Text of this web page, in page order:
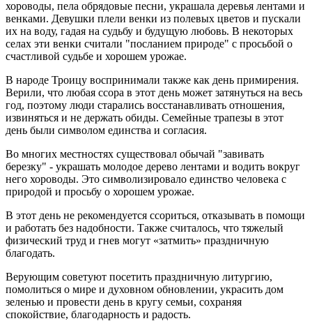
хороводы, пела обрядовые песни, украшала деревья лентами и
венками. Девушки плели венки из полевых цветов и пускали
их на воду, гадая на судьбу и будущую любовь. В некоторых
селах эти венки считали "посланием природе" с просьбой о
счастливой судьбе и хорошем урожае.
В народе Троицу воспринимали также как день примирения.
Верили, что любая ссора в этот день может затянуться на весь
год, поэтому люди старались восстанавливать отношения,
извиняться и не держать обиды. Семейные трапезы в этот
день были символом единства и согласия.
Во многих местностях существовал обычай "завивать
березку" - украшать молодое дерево лентами и водить вокруг
него хороводы. Это символизировало единство человека с
природой и просьбу о хорошем урожае.
В этот день не рекомендуется ссориться, отказывать в помощи
и работать без надобности. Также считалось, что тяжелый
физический труд и гнев могут «затмить» праздничную
благодать.
Верующим советуют посетить праздничную литургию,
помолиться о мире и духовном обновлении, украсить дом
зеленью и провести день в кругу семьи, сохраняя
спокойствие, благодарность и радость.